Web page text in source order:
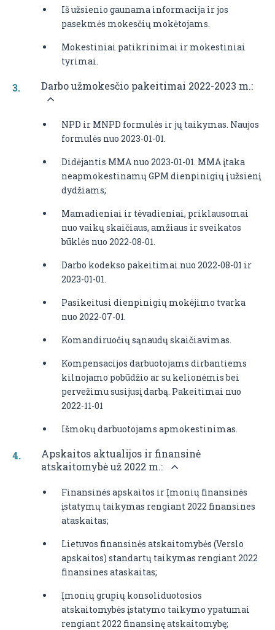
Iš užsienio gaunama informacija ir jos
pasekmės mokesčių mokėtojams.
Mokestiniai patikrinimai ir mokestiniai
tyrimai.
Darbo užmokesčio pakeitimai 2022-2023 m.:
NPD ir MNPD formulės ir jų taikymas. Naujos
formulės nuo 2023-01-01.
Didėjantis MMA nuo 2023-01-01. MMA įtaka
neapmokestinamų GPM dienpinigių į užsienį
dydžiams;
Mamadieniai ir tėvadieniai, priklausomai
nuo vaikų skaičiaus, amžiaus ir sveikatos
būklės nuo 2022-08-01.
Darbo kodekso pakeitimai nuo 2022-08-01 ir
2023-01-01.
Pasikeitusi dienpinigių mokėjimo tvarka
nuo 2022-07-01.
Komandiruočių sąnaudų skaičiavimas.
Kompensacijos darbuotojams dirbantiems
kilnojamo pobūdžio ar su kelionėmis bei
pervežimu susijusį darbą. Pakeitimai nuo
2022-11-01
Išmokų darbuotojams apmokestinimas.
Apskaitos aktualijos ir finansinė
atskaitomybė už 2022 m.:
Finansinės apskaitos ir Įmonių finansinės
įstatymų taikymas rengiant 2022 finansines
ataskaitas;
Lietuvos finansinės atskaitomybės (Verslo
apskaitos) standartų taikymas rengiant 2022
finansines ataskaitas;
Įmonių grupių konsoliduotosios
atskaitomybės įstatymo taikymo ypatumai
rengiant 2022 finansinę atskaitomybę;